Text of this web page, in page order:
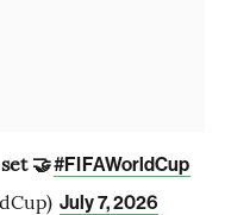
🤝#FIFAWorldCup
July 7, 2026